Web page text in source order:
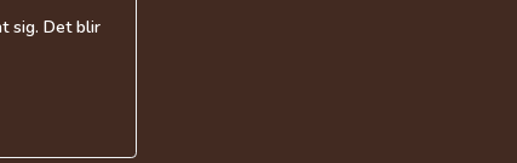
sig. Det blir